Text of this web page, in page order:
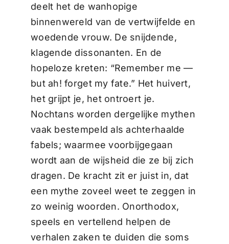
deelt het de wanhopige
binnenwereld van de vertwijfelde en
woedende vrouw. De snijdende,
klagende dissonanten. En de
hopeloze kreten: “Remember me —
but ah! forget my fate.” Het huivert,
het grijpt je, het ontroert je.
Nochtans worden dergelijke mythen
vaak bestempeld als achterhaalde
fabels; waarmee voorbijgegaan
wordt aan de wijsheid die ze bij zich
dragen. De kracht zit er juist in, dat
een mythe zoveel weet te zeggen in
zo weinig woorden. Onorthodox,
speels en vertellend helpen de
verhalen zaken te duiden die soms